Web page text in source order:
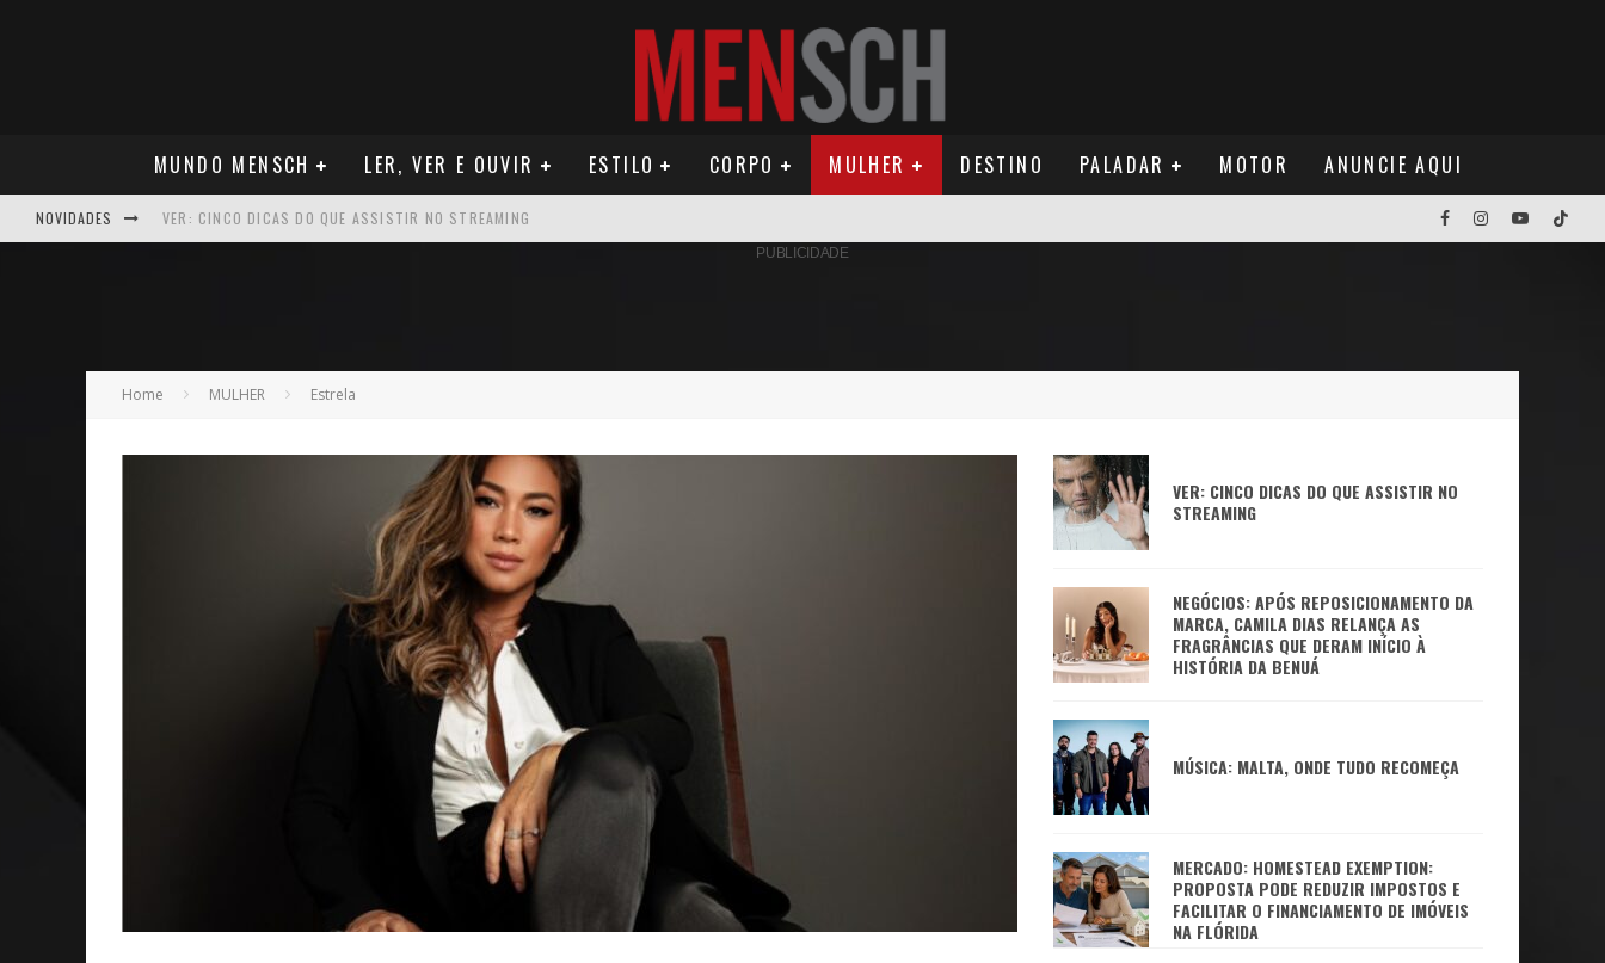
MUNDO MENSCH LER, VER E OUVIR ESTILO CORPO MULHER DESTINO PALADAR MOTOR ANUNCIE AQUI
NOVIDADES NEGÓCIOS: FÁBIO RUA, VICE-PRESIDENTE DA GM NA AMÉRICA DO SUL E SEU LEGADO
MÚSICA: MALTA, ONDE TUDO RECOMEÇA
CARREIRA: NICHOLLAS MARSHELL: ENTRE ALGORITMOS E PROPÓSITO HUMANO
CAPA: O SUCESSO DE JOÃO VICTOR GONÇALVES COM SEU MAU MAU EM 'QUEM AMA CUIDA'
VER: CINCO DICAS DO QUE ASSISTIR NO STREAMING
PUBLICIDADE
Home MULHER Estrela
VER: CINCO DICAS DO QUE ASSISTIR NO
STREAMING
NEGÓCIOS: APÓS REPOSICIONAMENTO DA
MARCA, CAMILA DIAS RELANÇA AS
FRAGRÂNCIAS QUE DERAM INÍCIO À
HISTÓRIA DA BENUÁ
MÚSICA: MALTA, ONDE TUDO RECOMEÇA
MERCADO: HOMESTEAD EXEMPTION:
PROPOSTA PODE REDUZIR IMPOSTOS E
FACILITAR O FINANCIAMENTO DE IMÓVEIS
NA FLÓRIDA